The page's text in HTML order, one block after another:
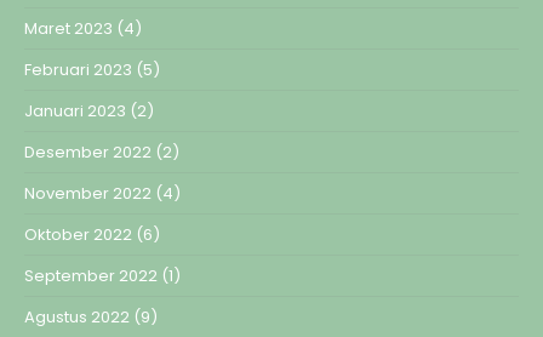
Maret 2023 (4)
Februari 2023 (5)
Januari 2023 (2)
Desember 2022 (2)
November 2022 (4)
Oktober 2022 (6)
September 2022 (1)
Agustus 2022 (9)